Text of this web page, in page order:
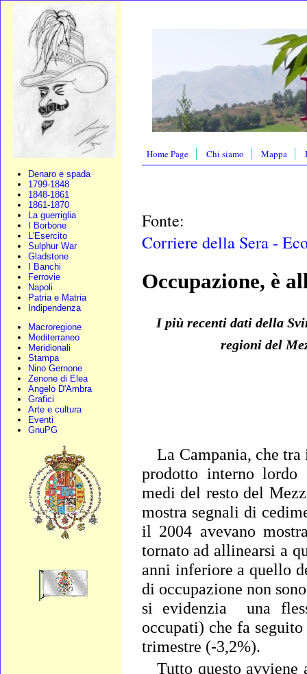
Denaro e spada
1799-1848
1848-1861
1861-1870
La guerriglia
I Borbone
L'Esercito
Sulphur War
Gladstone
I Banchi
Ferrovie
Napoli
Patria e Matria
Indipendenza
Macroregione
Mediterraneo
Meridionali
Stampa
Nino Gernone
Zenone di Elea
Angelo D'Ambra
Grafici
Arte e cultura
Eventi
GnuPG
Home Page Chi siamo Mappa
Fonte:
Corriere della Sera -
Occupazione, è
I più recenti dati della
regioni del
La Campania, che
prodotto interno lordo
medi del resto del
mostra segnali di
il 2004 avevano
tornato ad allinearsi a
anni inferiore a quello
di occupazione non
si evidenzia
una
occupati) che fa seguito
trimestre (-3,2%).
Tutto questo